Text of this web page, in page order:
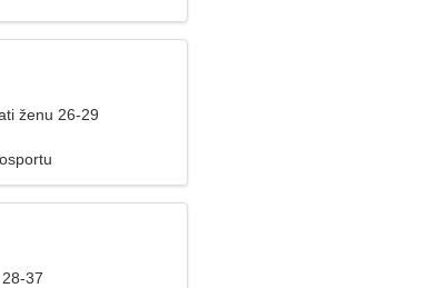
ženu 26-29
37